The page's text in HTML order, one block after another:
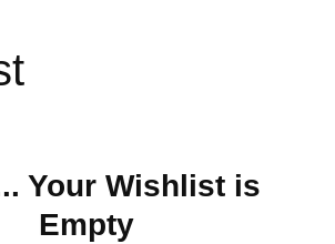
Your Wishlist is
Empty